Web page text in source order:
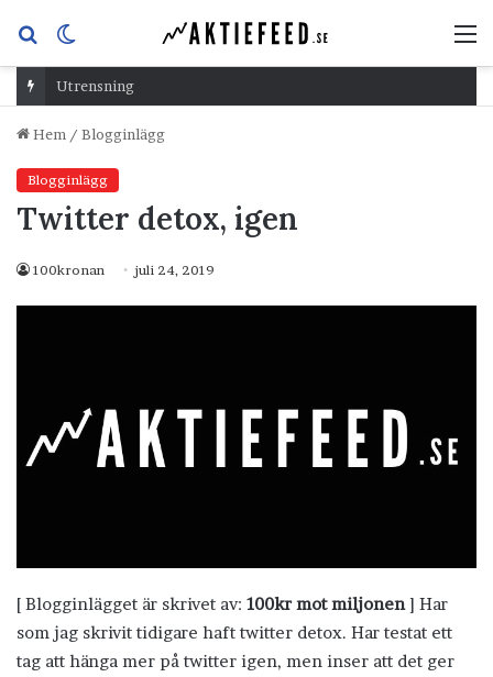
Sök
efterskin
Utrensning
Hem / Blogginlägg
Blogginlägg
Twitter detox, igen
100kronan juli 24, 2019
[ Blogginlägget är skrivet av: 100kr mot miljonen] Har
som jag skrivit tidigare haft twitter detox. Har testat ett
tag att hänga mer på twitter igen, men inser att det ger